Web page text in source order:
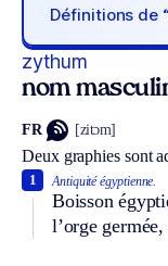
Définitions de
zythum
nom
FR [zitɔm]
Deux graphies sont
Antiquité égyptienne.
Boisson
l’orge
1